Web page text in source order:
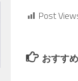
Post
おすすめ